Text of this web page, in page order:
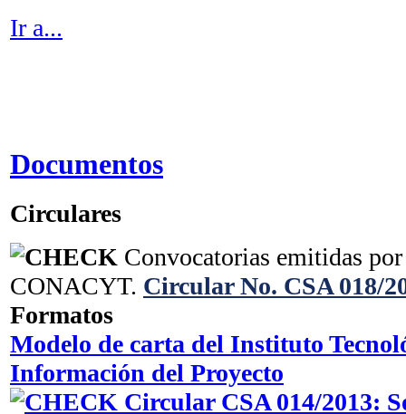
Ir a...
Documentos
Circulares
Convocatorias emitidas
CONACYT. Circular No. CSA 018/
Formatos
Modelo de carta del Instituto
Información del Proyecto
Circular CSA 014/2013: